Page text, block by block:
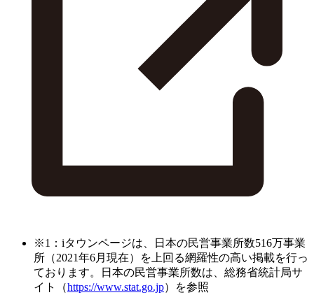
※1：iタウンページは、日本の民営事業所数516万事業
所（2021年6月現在）を上回る網羅性の高い掲載を行っ
ております。日本の民営事業所数は、総務省統計局サ
イト（https://www.stat.go.jp）を参照